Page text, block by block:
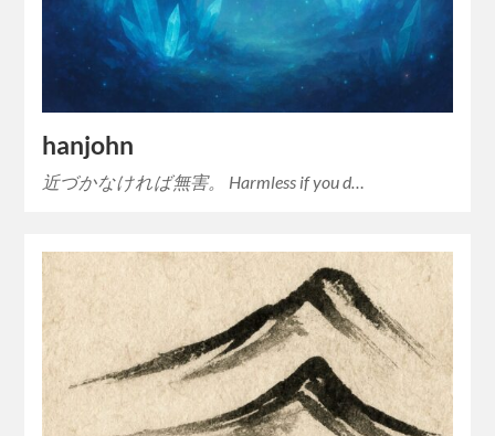
hanjohn
近づかなければ無害。 Harmless if you d…